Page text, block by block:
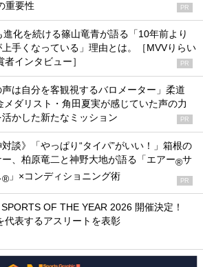
重要性
PR
進化を続ける篠山竜青が語る「10年前より
手くなっている」理由とは。［MVVりらい
者インタビュー］
PR
声は自分を客観視するバロメーター」柔道
メダリスト・角田夏実が感じていた声の力
活かした新たなミッション
PR
対談》「やっぱり“タイパ”がいい！」箱根の
、柏原竜二と神野大地が語る「エアー®サ
® 」×コンディショニング術 PR
OF THE YEAR 2026 開催決定！
代表するアスリートを表彰